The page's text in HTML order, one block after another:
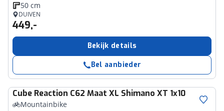
50 cm
DUIVEN
449,-
Bekijk details
Bel aanbieder
Cube Reaction C62 Maat XL Shimano XT 1x10
Mountainbike